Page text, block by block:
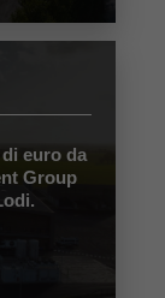
euro da
Group